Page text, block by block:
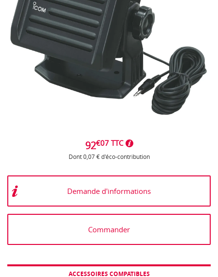
92€07 TTC
Dont 0,07 € d'éco-contribution
Demande d'informations
Commander
ACCESSOIRES COMPATIBLES